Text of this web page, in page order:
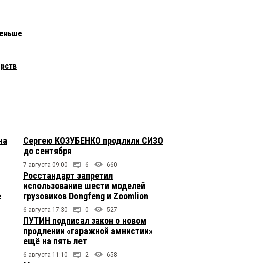
Сергею КОЗУБЕНКО продлили СИЗО
до сентября
7 августа 09:00 6 660
Росстандарт запретил
использование шести моделей
грузовиков Dongfeng и Zoomlion
6 августа 17:30 0 527
ПУТИН подписал закон о новом
продлении «гаражной амнистии»
ещё на пять лет
6 августа 11:10 2 658